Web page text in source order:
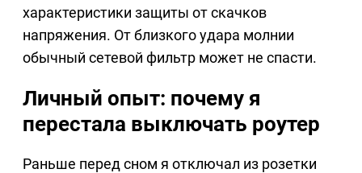
характеристики защиты от скачков
напряжения. От близкого удара молнии
обычный сетевой фильтр может не спасти.
Личный опыт: почему я
перестала выключать роутер
Раньше перед сном я отключал из розетки